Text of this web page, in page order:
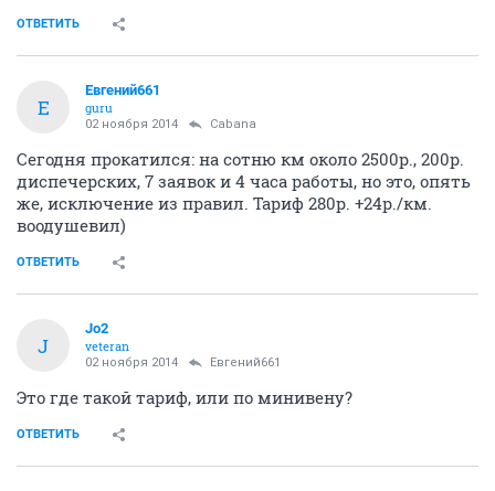
ОТВЕТИТЬ
Е
Евгений661
guru
02 ноября 2014 Cabana
Сегодня прокатился: на сотню км около 2500р., 200р.
диспечерских, 7 заявок и 4 часа работы, но это, опять
же, исключение из правил. Тариф 280р. +24р./км.
воодушевил)
ОТВЕТИТЬ
J
Jo2
veteran
02 ноября 2014 Евгений661
Это где такой тариф, или по минивену?
ОТВЕТИТЬ